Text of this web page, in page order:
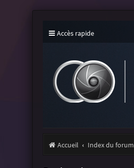
Accès rapide
Accueil Index du forum